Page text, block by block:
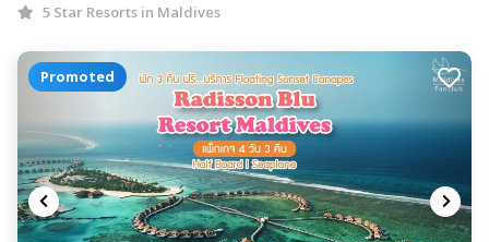
5 Star Resorts in Maldives
Promoted